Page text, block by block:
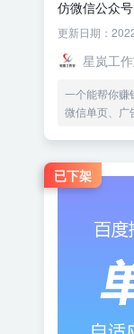
仿微信公众
更新日期：
星岚工
一个能帮你赚
微信单页、广
已下架